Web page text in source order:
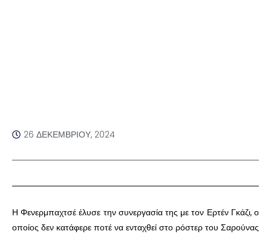
26 ΔΕΚΕΜΒΡΊΟΥ, 2024
Η Φενερμπαχτσέ έλυσε την συνεργασία της με τον Ερτέν Γκάζι, ο
οποίος δεν κατάφερε ποτέ να ενταχθεί στο ρόστερ του Σαρούνας